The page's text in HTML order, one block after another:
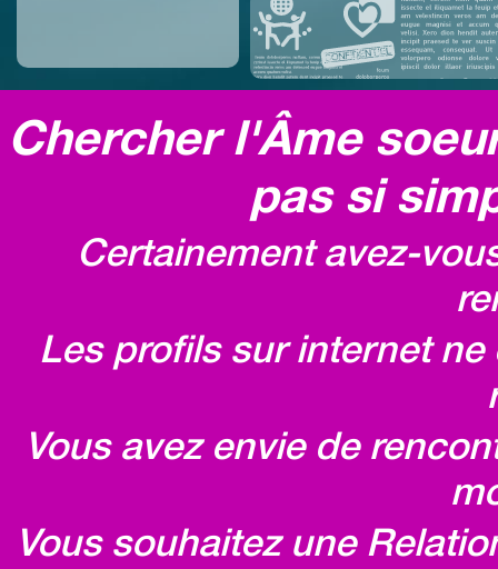
Chercher l'Âme
pas si
Certainement avez-
Les profils sur internet
Vous avez envie de
Vous souhaitez une